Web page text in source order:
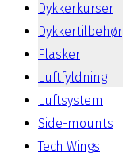
Dykkerkurser
Dykkertilbehør
Flasker
Luftfyldning
Luftsystem
Side-mounts
Tech Wings